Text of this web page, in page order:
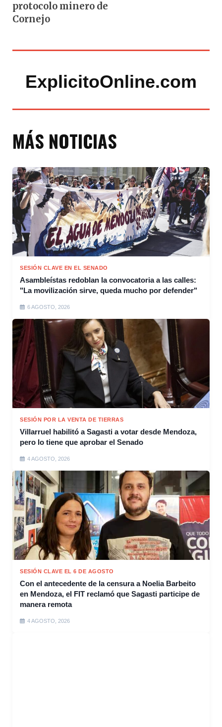
protocolo minero de
Cornejo
ExplicitoOnline.com
MÁS NOTICIAS
SESIÓN CLAVE EN EL SENADO
Asambleístas redoblan la convocatoria a las calles:
"La movilización sirve, queda mucho por defender"
6 AGOSTO, 2026
SESIÓN POR LA VENTA DE TIERRAS
Villarruel habilitó a Sagasti a votar desde Mendoza,
pero lo tiene que aprobar el Senado
4 AGOSTO, 2026
SESIÓN CLAVE EL 6 DE AGOSTO
Con el antecedente de la censura a Noelia Barbeito
en Mendoza, el FIT reclamó que Sagasti participe de
manera remota
4 AGOSTO, 2026